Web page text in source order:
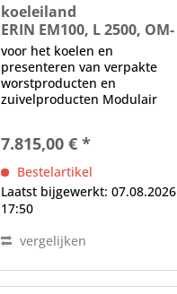
koeleiland
ERIN EM100, L 2500, OM-
R452, nachtblind
voor het koelen en
presenteren van verpakte
worstproducten en
zuivelproducten Modulair
Basisversie zonder plexiglas
zijpanelen (speciale
accessoire) Elektronische EC-
energiebesparende...
7.815,00 € *
Bestelartikel
Laatst bijgewerkt: 07.08.2026
17:50
vergelijken